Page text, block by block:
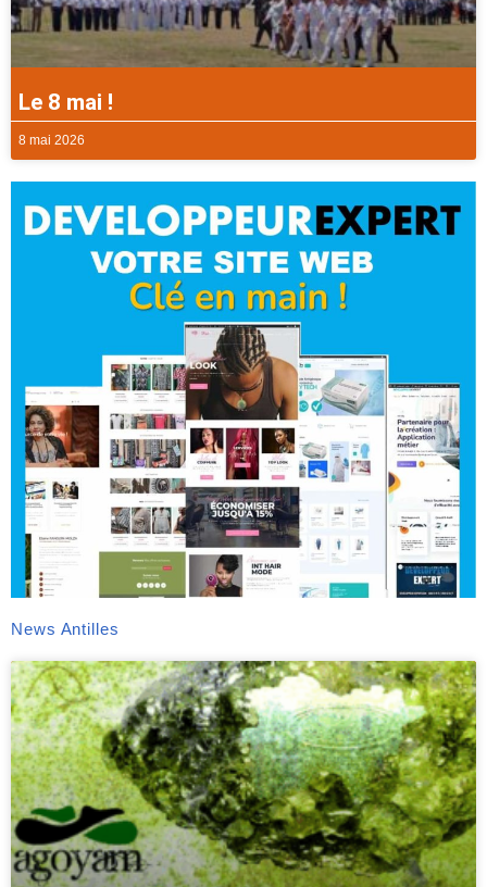
Le 8 mai !
8 mai 2026
News Antilles